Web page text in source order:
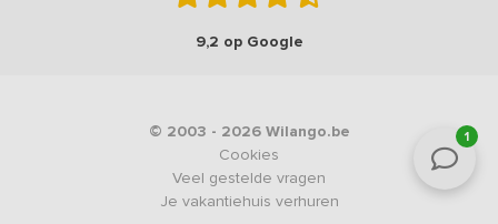
1
9,2 op Google
© 2003 - 2026 Wilango.be
Cookies
Veel gestelde vragen
Je vakantiehuis verhuren